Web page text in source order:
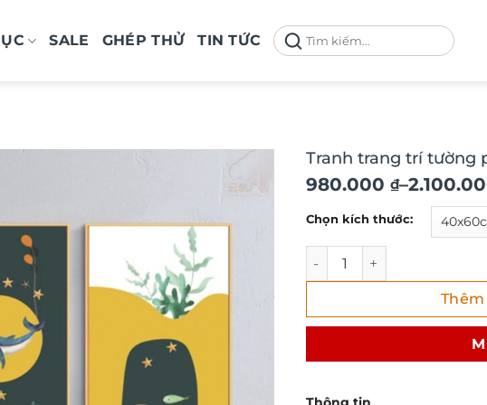
SALE GHÉP THỬ TIN TỨC
Tìm
kiếm:
Tranh trang trí tường
980.000 ₫–
Khoảng
giá:
980.000 ₫
2.100.000 ₫
Chọn kích thước:
Tranh trang trí tường